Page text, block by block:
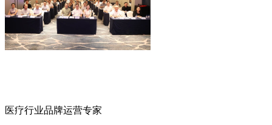
医疗行业品牌运营专家